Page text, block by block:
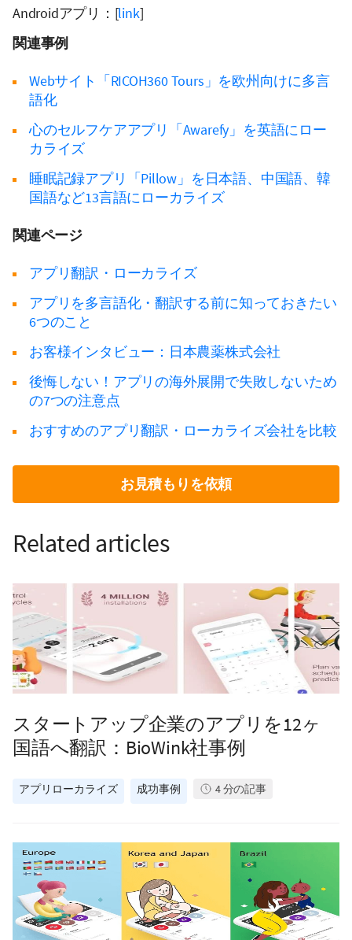
Androidアプリ：[link]
関連事例
Webサイト「RICOH360 Tours」を欧州向けに多言
語化
心のセルフケアアプリ「Awarefy」を英語にロー
カライズ
睡眠記録アプリ「Pillow」を日本語、中国語、韓
国語など13言語にローカライズ
関連ページ
アプリ翻訳・ローカライズ
アプリを多言語化・翻訳する前に知っておきたい
6つのこと
お客様インタビュー：日本農薬株式会社
後悔しない！アプリの海外展開で失敗しないため
の7つの注意点
おすすめのアプリ翻訳・ローカライズ会社を比較
お見積もりを依頼
Related articles
スタートアップ企業のアプリを12ヶ
国語へ翻訳：BioWink社事例
アプリローカライズ 成功事例 4分の記事